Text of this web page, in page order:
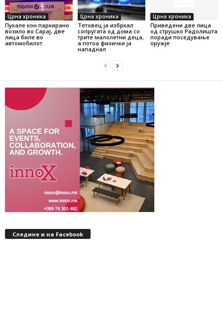
Црна хроника
Пукале кон паркирано
возило во Сарај, две
лица биле во
автомобилот
Црна хроника
Тетовец ја избркал
сопругата од дома со
трите малолетни деца,
а потоа физички ја
нападнал
Црна хроника
Приведени две лица
од струшко Радолишта
поради поседување
оружје
Следине и на Facebook